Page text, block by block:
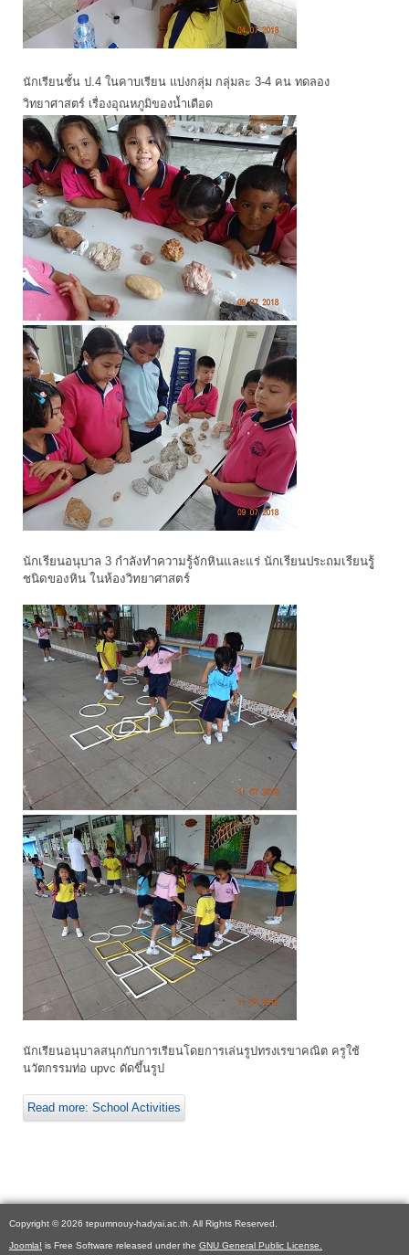
นักเรียนชั้น ป.4 ในคาบเรียน แบ่งกลุ่ม กลุ่มละ 3-4 คน ทดลอง
วิทยาศาสตร์ เรื่องอุณหภูมิของน้ำเดือด
นักเรียนอนุบาล 3 กำลังทำความรู้จักหินและแร่ นักเรียนประถมเรียนรูู้
ชนิดของหิน ในห้องวิทยาศาสตร์
นักเรียนอนุบาลสนุกกับการเรียนโดยการเล่นรูปทรงเรขาคณิต ครูใช้
นวัตกรรมท่อ upvc ดัดขึ้นรูป
Read more: School Activities
Copyright © 2026 tepumnouy-hadyai.ac.th. All Rights Reserved.
Joomla! is Free Software released under the GNU General Public License.